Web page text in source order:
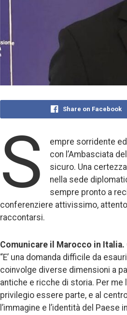
Share on Facebook
S
empre sorridente
con l’Ambasciata
sicuro. Una
nella sede
sempre pronto a
conferenziere attivissimo,
raccontarsi.
Comunicare il Marocco in Italia.
“E’ una domanda difficile da
coinvolge diverse dimensioni a
antiche e ricche di storia. Per me
privilegio essere parte, e al
l’immagine e l’identità del